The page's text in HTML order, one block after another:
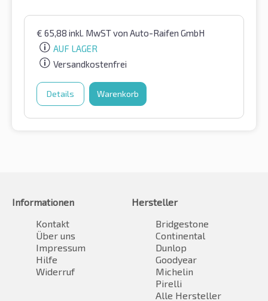
€ 65,88 inkl. MwSTvon Auto-Raifen GmbH
AUF LAGER
Versandkostenfrei
Details Warenkorb
Informationen
Kontakt
Über uns
Impressum
Hilfe
Widerruf
Hersteller
Bridgestone
Continental
Dunlop
Goodyear
Michelin
Pirelli
Alle Hersteller